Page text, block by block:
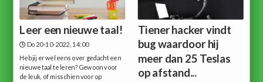
Leer een nieuwe taal!
Do 20-10-2022, 14:00
Heb jij er wel eens over gedacht een
nieuwe taal te leren? Gewoon voor
de leuk, of misschien voor op
Tiener hacker vindt
bug waardoor hij
meer dan 25 Teslas
op afstand...